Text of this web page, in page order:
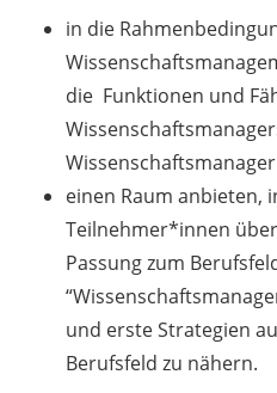
Job Fair of the Federal
Employment Agency (25
June 2026)
Online info event “Fake
Papers, Real Damage: What
Early-Career Researchers
Should Know About Paper
Mills” (26 June 2026)
From Campus to Career:
Alumni Stories in
cooperation with Alumni
in die
die Funktionen und
einen Raum anbieten,
Teilnehmer*innen
Passung zum
und erste Strategien
Berufsfeld zu nähern.